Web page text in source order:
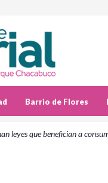
Barrio de Flores
leyes que benefician a